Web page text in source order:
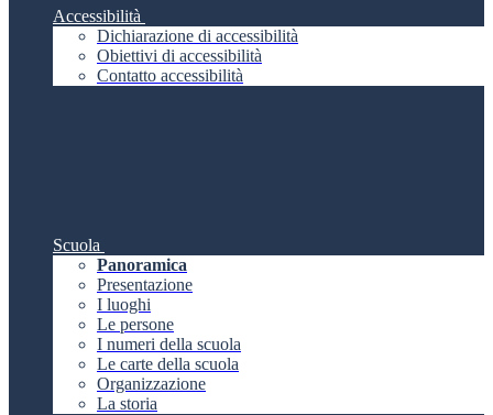
Accessibilità
Dichiarazione di accessibilità
Obiettivi di accessibilità
Contatto accessibilità
Scuola
Panoramica
Presentazione
I luoghi
Le persone
I numeri della scuola
Le carte della scuola
Organizzazione
La storia